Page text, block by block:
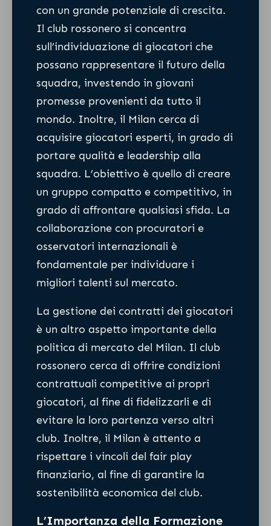
con un grande potenziale di crescita.
Il club rossonero si concentra
sull’individuazione di giocatori che
possano rappresentare il futuro della
squadra, investendo in giovani
promesse provenienti da tutto il
mondo. Inoltre, il Milan cerca di
acquisire giocatori esperti, in grado di
portare qualità e leadership alla
squadra. L’obiettivo è quello di creare
un gruppo compatto e competitivo, in
grado di affrontare qualsiasi sfida. La
collaborazione con procuratori e
osservatori internazionali è
fondamentale per individuare i
migliori talenti sul mercato.
La gestione dei contratti dei giocatori
è un altro aspetto importante della
politica di mercato del Milan. Il club
rossonero cerca di offrire condizioni
contrattuali competitive ai propri
giocatori, al fine di fidelizzarli e di
evitare la loro partenza verso altri
club. Inoltre, il Milan è attento a
rispettare i vincoli del fair play
finanziario, al fine di garantire la
sostenibilità economica del club.
L’Importanza della Formazione